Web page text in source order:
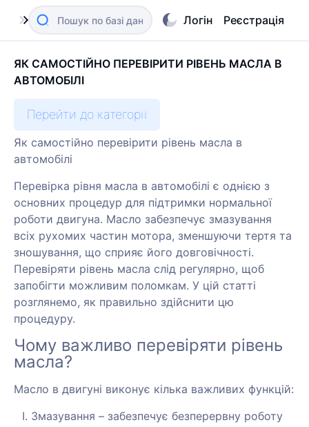
Логін Реєстрація
ЯК САМОСТІЙНО ПЕРЕВІРИТИ РІВЕНЬ МАСЛА В
АВТОМОБІЛІ
Перейти до категорії
Як самостійно перевірити рівень масла в
автомобілі
Перевірка рівня масла в автомобілі є однією з
основних процедур для підтримки нормальної
роботи двигуна. Масло забезпечує змазування
всіх рухомих частин мотора, зменшуючи тертя та
зношування, що сприяє його довговічності.
Перевіряти рівень масла слід регулярно, щоб
запобігти можливим поломкам. У цій статті
розглянемо, як правильно здійснити цю
процедуру.
Чому важливо перевіряти рівень
масла?
Масло в двигуні виконує кілька важливих функцій:
Змазування – забезпечує безперервну роботу